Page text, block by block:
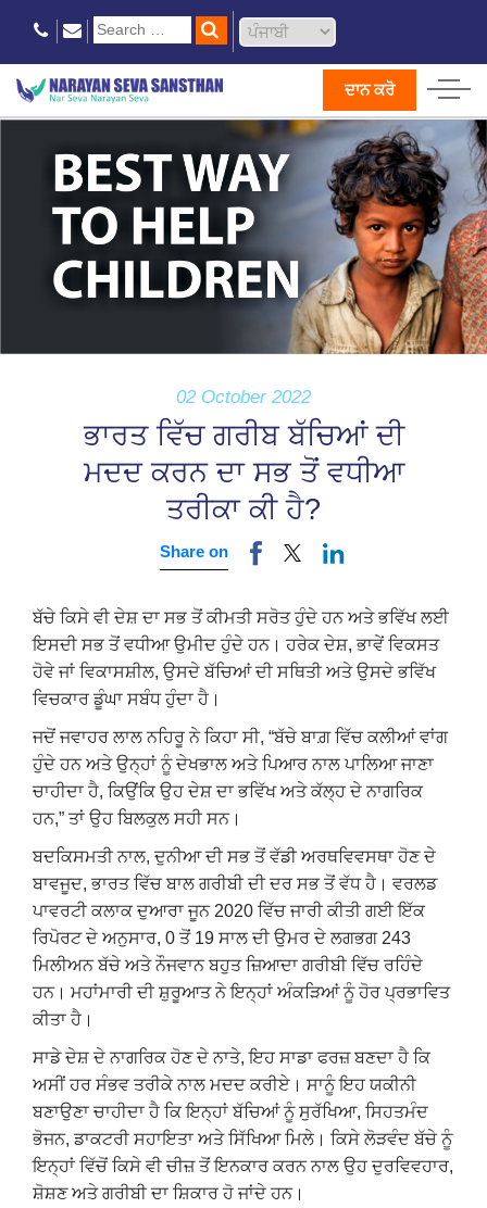
ਦਾਨ ਕਰੋ
02 October 2022
ਭਾਰਤ ਵਿੱਚ ਗਰੀਬ ਬੱਚਿਆਂ ਦੀ
ਮਦਦ ਕਰਨ ਦਾ ਸਭ ਤੋਂ ਵਧੀਆ
ਤਰੀਕਾ ਕੀ ਹੈ?
Share on
ਬੱਚੇ ਕਿਸੇ ਵੀ ਦੇਸ਼ ਦਾ ਸਭ ਤੋਂ ਕੀਮਤੀ ਸਰੋਤ ਹੁੰਦੇ ਹਨ ਅਤੇ ਭਵਿੱਖ ਲਈ
ਇਸਦੀ ਸਭ ਤੋਂ ਵਧੀਆ ਉਮੀਦ ਹੁੰਦੇ ਹਨ। ਹਰੇਕ ਦੇਸ਼, ਭਾਵੇਂ ਵਿਕਸਤ
ਹੋਵੇ ਜਾਂ ਵਿਕਾਸਸ਼ੀਲ, ਉਸਦੇ ਬੱਚਿਆਂ ਦੀ ਸਥਿਤੀ ਅਤੇ ਉਸਦੇ ਭਵਿੱਖ
ਵਿਚਕਾਰ ਡੂੰਘਾ ਸਬੰਧ ਹੁੰਦਾ ਹੈ।
ਜਦੋਂ ਜਵਾਹਰ ਲਾਲ ਨਹਿਰੂ ਨੇ ਕਿਹਾ ਸੀ, “ਬੱਚੇ ਬਾਗ਼ ਵਿੱਚ ਕਲੀਆਂ ਵਾਂਗ
ਹੁੰਦੇ ਹਨ ਅਤੇ ਉਨ੍ਹਾਂ ਨੂੰ ਦੇਖਭਾਲ ਅਤੇ ਪਿਆਰ ਨਾਲ ਪਾਲਿਆ ਜਾਣਾ
ਚਾਹੀਦਾ ਹੈ, ਕਿਉਂਕਿ ਉਹ ਦੇਸ਼ ਦਾ ਭਵਿੱਖ ਅਤੇ ਕੱਲ੍ਹ ਦੇ ਨਾਗਰਿਕ
ਹਨ,” ਤਾਂ ਉਹ ਬਿਲਕੁਲ ਸਹੀ ਸਨ।
ਬਦਕਿਸਮਤੀ ਨਾਲ, ਦੁਨੀਆ ਦੀ ਸਭ ਤੋਂ ਵੱਡੀ ਅਰਥਵਿਵਸਥਾ ਹੋਣ ਦੇ
ਬਾਵਜੂਦ, ਭਾਰਤ ਵਿੱਚ ਬਾਲ ਗਰੀਬੀ ਦੀ ਦਰ ਸਭ ਤੋਂ ਵੱਧ ਹੈ। ਵਰਲਡ
ਪਾਵਰਟੀ ਕਲਾਕ ਦੁਆਰਾ ਜੂਨ 2020 ਵਿੱਚ ਜਾਰੀ ਕੀਤੀ ਗਈ ਇੱਕ
ਰਿਪੋਰਟ ਦੇ ਅਨੁਸਾਰ, 0 ਤੋਂ 19 ਸਾਲ ਦੀ ਉਮਰ ਦੇ ਲਗਭਗ 243
ਮਿਲੀਅਨ ਬੱਚੇ ਅਤੇ ਨੌਜਵਾਨ ਬਹੁਤ ਜ਼ਿਆਦਾ ਗਰੀਬੀ ਵਿੱਚ ਰਹਿੰਦੇ
ਹਨ। ਮਹਾਂਮਾਰੀ ਦੀ ਸ਼ੁਰੂਆਤ ਨੇ ਇਨ੍ਹਾਂ ਅੰਕੜਿਆਂ ਨੂੰ ਹੋਰ ਪ੍ਰਭਾਵਿਤ
ਕੀਤਾ ਹੈ।
ਸਾਡੇ ਦੇਸ਼ ਦੇ ਨਾਗਰਿਕ ਹੋਣ ਦੇ ਨਾਤੇ, ਇਹ ਸਾਡਾ ਫਰਜ਼ ਬਣਦਾ ਹੈ ਕਿ
ਅਸੀਂ ਹਰ ਸੰਭਵ ਤਰੀਕੇ ਨਾਲ ਮਦਦ ਕਰੀਏ। ਸਾਨੂੰ ਇਹ ਯਕੀਨੀ
ਬਣਾਉਣਾ ਚਾਹੀਦਾ ਹੈ ਕਿ ਇਨ੍ਹਾਂ ਬੱਚਿਆਂ ਨੂੰ ਸੁਰੱਖਿਆ, ਸਿਹਤਮੰਦ
ਭੋਜਨ, ਡਾਕਟਰੀ ਸਹਾਇਤਾ ਅਤੇ ਸਿੱਖਿਆ ਮਿਲੇ। ਕਿਸੇ ਲੋੜਵੰਦ ਬੱਚੇ ਨੂੰ
ਇਨ੍ਹਾਂ ਵਿੱਚੋਂ ਕਿਸੇ ਵੀ ਚੀਜ਼ ਤੋਂ ਇਨਕਾਰ ਕਰਨ ਨਾਲ ਉਹ ਦੁਰਵਿਵਹਾਰ,
ਸ਼ੋਸ਼ਣ ਅਤੇ ਗਰੀਬੀ ਦਾ ਸ਼ਿਕਾਰ ਹੋ ਜਾਂਦੇ ਹਨ।